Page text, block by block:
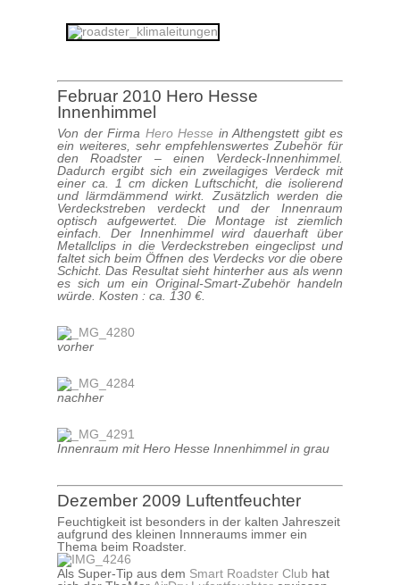
Februar 2010 Hero Hesse
Innenhimmel
Von der Firma Hero Hesse in Althengstett gibt es
ein weiteres, sehr empfehlenswertes Zubehör für
den Roadster – einen Verdeck-Innenhimmel.
Dadurch ergibt sich ein zweilagiges Verdeck mit
einer ca. 1 cm dicken Luftschicht, die isolierend
und lärmdämmend wirkt. Zusätzlich werden die
Verdeckstreben verdeckt und der Innenraum
optisch aufgewertet. Die Montage ist ziemlich
einfach. Der Innenhimmel wird dauerhaft über
Metallclips in die Verdeckstreben eingeclipst und
faltet sich beim Öffnen des Verdecks vor die obere
Schicht. Das Resultat sieht hinterher aus als wenn
es sich um ein Original-Smart-Zubehör handeln
würde. Kosten : ca. 130 €.
vorher
nachher
Innenraum mit Hero Hesse Innenhimmel in grau
Dezember 2009 Luftentfeuchter
Feuchtigkeit ist besonders in der kalten Jahreszeit
aufgrund des kleinen Innneraums immer ein
Thema beim Roadster.
Als Super-Tip aus dem Smart Roadster Club hat